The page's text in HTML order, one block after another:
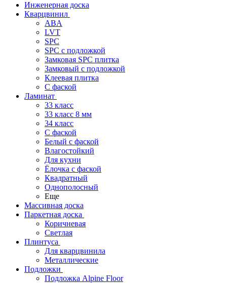
Инженерная доска
Кварцвинил
ABA
LVT
SPC
SPC с подложкой
Замковая SPC плитка
Замковый с подложкой
Клеевая плитка
С фаской
Ламинат
33 класс
33 класс 8 мм
34 класс
C фаской
Белый с фаской
Влагостойкий
Для кухни
Ёлочка с фаской
Квадратный
Однополосный
Еще
Массивная доска
Паркетная доска
Коричневая
Светлая
Плинтуса
Для кварцвинила
Металлические
Подложки
Подложка Alpine Floor